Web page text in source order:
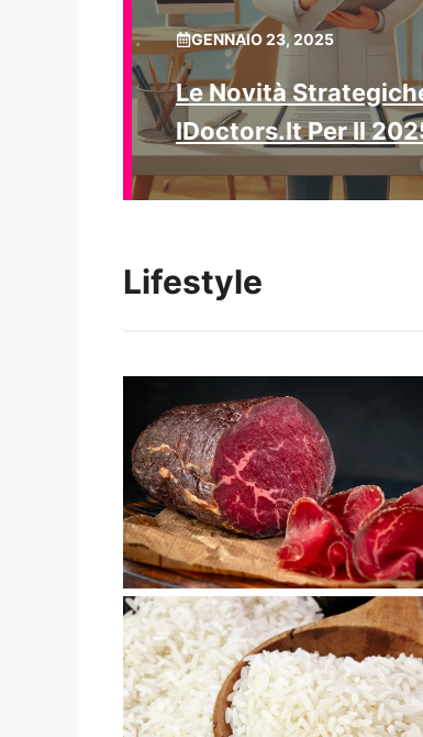
GENNAIO 23, 2025
Le Novità
IDoctors.it Per Il
Lifestyle